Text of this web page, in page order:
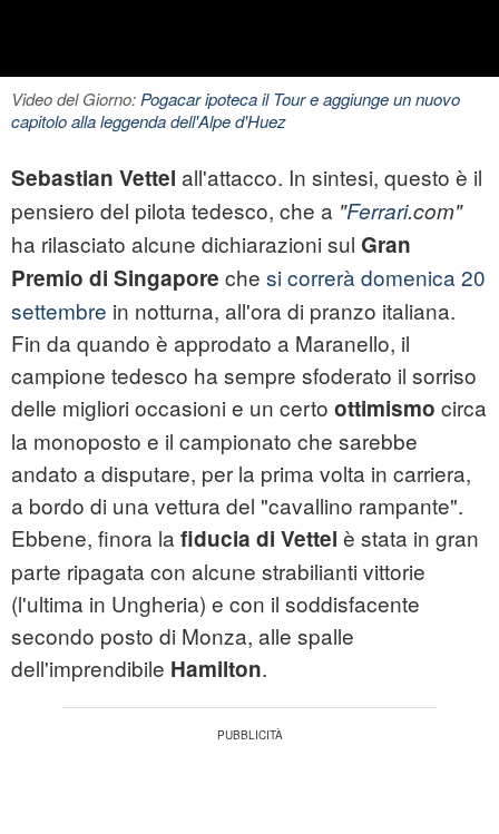
Video del Giorno:Pogacar ipoteca il Tour e aggiunge un nuovo
capitolo alla leggenda dell'Alpe d'Huez
Sebastian Vettel all'attacco. In sintesi, questo è il
pensiero del pilota tedesco, che a "Ferrari.com"
ha rilasciato alcune dichiarazioni sul Gran
Premio di Singapore che si correrà domenica 20
settembre in notturna, all'ora di pranzo italiana.
Fin da quando è approdato a Maranello, il
campione tedesco ha sempre sfoderato il sorriso
delle migliori occasioni e un certo ottimismo circa
la monoposto e il campionato che sarebbe
andato a disputare, per la prima volta in carriera,
a bordo di una vettura del "cavallino rampante".
Ebbene, finora la fiducia di Vettel è stata in gran
parte ripagata con alcune strabilianti vittorie
(l'ultima in Ungheria) e con il soddisfacente
secondo posto di Monza, alle spalle
dell'imprendibile Hamilton.